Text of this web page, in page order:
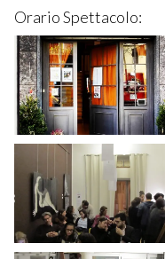
Orario Spettacolo: